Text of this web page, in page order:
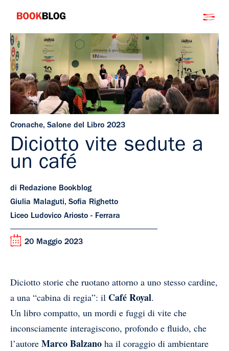
contenuto
Bookblog
Cronache, Salone del Libro 2023
Diciotto vite sedute a
un café
di Redazione Bookblog
Giulia Malaguti, Sofia Righetto
Liceo Ludovico Ariosto - Ferrara
20 Maggio 2023
Diciotto storie che ruotano attorno a uno stesso cardine,
a una “cabina di regia”: il Café Royal.
Un libro compatto, un mordi e fuggi di vite che
inconsciamente interagiscono, profondo e fluido, che
l’autore Marco Balzano ha il coraggio di ambientare